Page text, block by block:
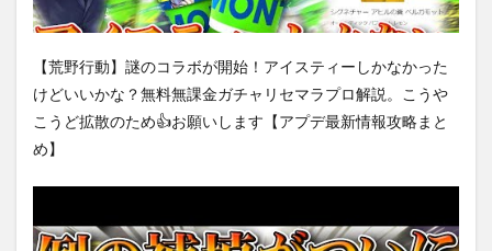
【荒野行動】謎のコラボが開始！アイスティーしかなかった
けどいいかな？無料無課金ガチャリセマラプロ解説。こうや
こうど拡散のため👍お願いします【アプデ最新情報攻略まと
め】